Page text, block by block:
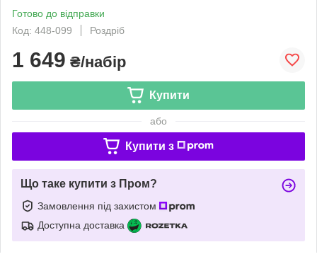
Готово до відправки
Код: 448-099
Роздріб
1 649 ₴/набір
Купити
або
Купити з
Що таке купити з Пром?
Замовлення під захистом
Доступна доставка